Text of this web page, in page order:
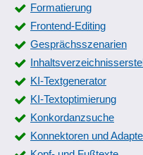
Formatierung
Frontend-Editing
Gesprächsszenarien
KI-Textgenerator
KI-Textoptimierung
Konkordanzsuche
Konnektoren und